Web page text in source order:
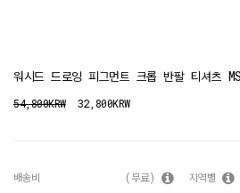
워시드 드로잉 피그먼트 크롭 반팔 티셔츠
54,800KRW 32,800KRW
배송비 (무료) 지역별